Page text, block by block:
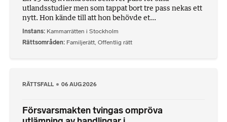
utlandsstudier men som tappat bort tre pass nekas ett
nytt. Hon kände till att hon behövde et...
Instans Kammarrätten i Stockholm
Rättsområden Familjerätt Offentlig rätt
RÄTTSFALL 06 AUG 2026
Försvarsmakten tvingas ompröva